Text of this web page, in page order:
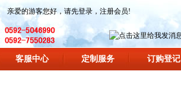
亲爱的游客您好，请先登录 ， 注册会员!
客服中心 定制服务 订购登记